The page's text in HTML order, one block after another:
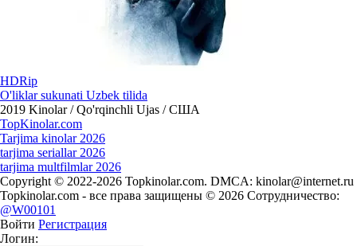
HDRip
O'liklar sukunati Uzbek tilida
2019 Kinolar / Qo'rqinchli Ujas / США
TopKinolar.com
Tarjima kinolar 2026
tarjima seriallar 2026
tarjima multfilmlar 2026
Copyright © 2022-2026 Topkinolar.com. DMCA: kinolar@internet.ru
Topkinolar.com - все права защищены © 2026 Сотрудничество:
@W00101
Войти Регистрация
Логин: